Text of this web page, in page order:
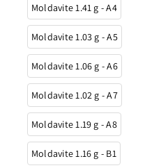
Moldavite 1.41 g - A4
Moldavite 1.03 g - A5
Moldavite 1.06 g - A6
Moldavite 1.02 g - A7
Moldavite 1.19 g - A8
Moldavite 1.16 g - B1